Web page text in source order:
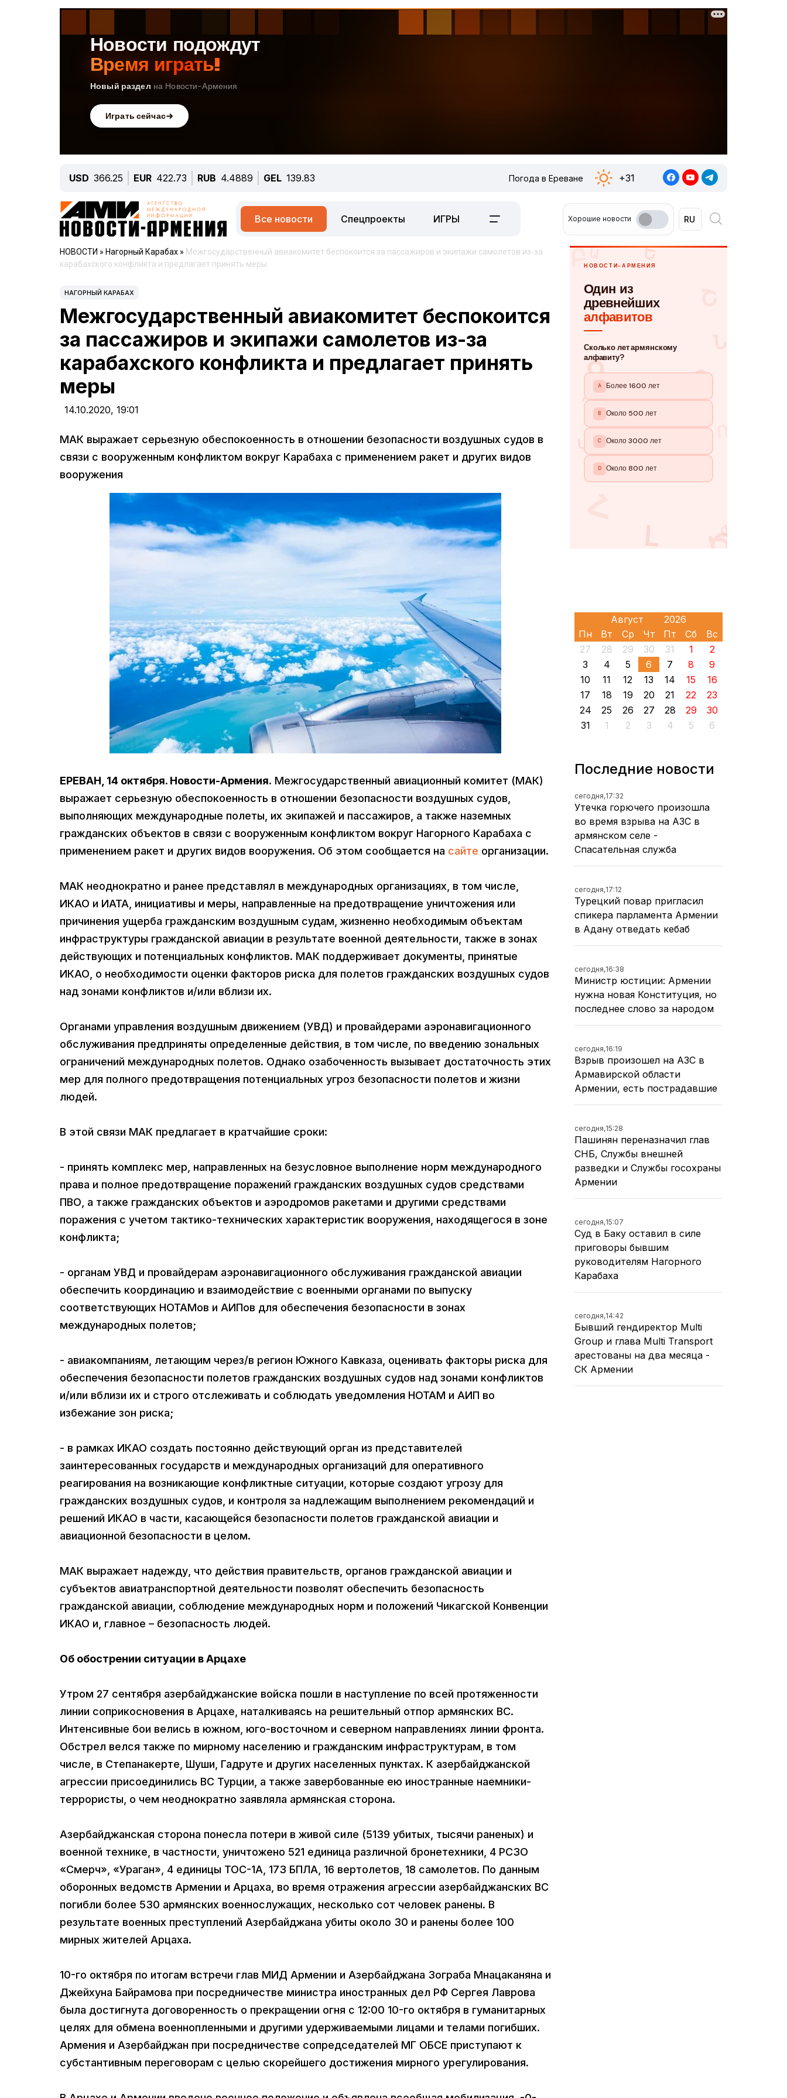
USD 366.25 EUR 422.73 RUB 4.4889 GEL 139.83 Погода в Ереване +31
Все новости Спецпроекты ИГРЫ Хорошие новости
НОВОСТИ » Нагорный Карабах » Межгосударственный авиакомитет беспокоится за пассажиров и экипажи самолетов из-за
карабахского конфликта и предлагает принять меры
НАГОРНЫЙ КАРАБАХ
Межгосударственный авиакомитет беспокоится
за пассажиров и экипажи самолетов из-за
карабахского конфликта и предлагает принять
меры
14.10.2020, 19:01
МАК выражает серьезную обеспокоенность в отношении безопасности воздушных судов в
связи с вооруженным конфликтом вокруг Карабаха с применением ракет и других видов
вооружения
ЕРЕВАН, 14 октября. Новости-Армения. Межгосударственный авиационный комитет (МАК)
выражает серьезную обеспокоенность в отношении безопасности воздушных судов,
выполняющих международные полеты, их экипажей и пассажиров, а также наземных
гражданских объектов в связи с вооруженным конфликтом вокруг Нагорного Карабаха с
применением ракет и других видов вооружения. Об этом сообщается на сайте организации.
МАК неоднократно и ранее представлял в международных организациях, в том числе,
ИКАО и ИАТА, инициативы и меры, направленные на предотвращение уничтожения или
причинения ущерба гражданским воздушным судам, жизненно необходимым объектам
инфраструктуры гражданской авиации в результате военной деятельности, также в зонах
действующих и потенциальных конфликтов. МАК поддерживает документы, принятые
ИКАО, о необходимости оценки факторов риска для полетов гражданских воздушных судов
над зонами конфликтов и/или вблизи их.
Органами управления воздушным движением (УВД) и провайдерами аэронавигационного
обслуживания предприняты определенные действия, в том числе, по введению зональных
ограничений международных полетов. Однако озабоченность вызывает достаточность этих
мер для полного предотвращения потенциальных угроз безопасности полетов и жизни
людей.
В этой связи МАК предлагает в кратчайшие сроки:
- принять комплекс мер, направленных на безусловное выполнение норм международного
права и полное предотвращение поражений гражданских воздушных судов средствами
ПВО, а также гражданских объектов и аэродромов ракетами и другими средствами
поражения с учетом тактико-технических характеристик вооружения, находящегося в зоне
конфликта;
- органам УВД и провайдерам аэронавигационного обслуживания гражданской авиации
обеспечить координацию и взаимодействие с военными органами по выпуску
соответствующих НОТАМов и АИПов для обеспечения безопасности в зонах
международных полетов;
- авиакомпаниям, летающим через/в регион Южного Кавказа, оценивать факторы риска для
обеспечения безопасности полетов гражданских воздушных судов над зонами конфликтов
и/или вблизи их и строго отслеживать и соблюдать уведомления НОТАМ и АИП во
избежание зон риска;
- в рамках ИКАО создать постоянно действующий орган из представителей
заинтересованных государств и международных организаций для оперативного
реагирования на возникающие конфликтные ситуации, которые создают угрозу для
гражданских воздушных судов, и контроля за надлежащим выполнением рекомендаций и
решений ИКАО в части, касающейся безопасности полетов гражданской авиации и
авиационной безопасности в целом.
МАК выражает надежду, что действия правительств, органов гражданской авиации и
субъектов авиатранспортной деятельности позволят обеспечить безопасность
гражданской авиации, соблюдение международных норм и положений Чикагской Конвенции
ИКАО и, главное – безопасность людей.
Об обострении ситуации в Арцахе
Утром 27 сентября азербайджанские войска пошли в наступление по всей протяженности
линии соприкосновения в Арцахе, наталкиваясь на решительный отпор армянских ВС.
Интенсивные бои велись в южном, юго-восточном и северном направлениях линии фронта.
Обстрел велся также по мирному населению и гражданским инфраструктурам, в том
числе, в Степанакерте, Шуши, Гадруте и других населенных пунктах. К азербайджанской
агрессии присоединились ВС Турции, а также завербованные ею иностранные наемники-
террористы, о чем неоднократно заявляла армянская сторона.
Азербайджанская сторона понесла потери в живой силе (5139 убитых, тысячи раненых) и
военной технике, в частности, уничтожено 521 единица различной бронетехники, 4 РСЗО
«Смерч», «Ураган», 4 единицы ТОС-1А, 173 БПЛА, 16 вертолетов, 18 самолетов. По данным
оборонных ведомств Армении и Арцаха, во время отражения агрессии азербайджанских ВС
погибли более 530 армянских военнослужащих, несколько сот человек ранены. В
результате военных преступлений Азербайджана убиты около 30 и ранены более 100
мирных жителей Арцаха.
10-го октября по итогам встречи глав МИД Армении и Азербайджана Зограба Мнацаканяна и
Джейхуна Байрамова при посредничестве министра иностранных дел РФ Сергея Лаврова
была достигнута договоренность о прекращении огня с 12:00 10-го октября в гуманитарных
целях для обмена военнопленными и другими удерживаемыми лицами и телами погибших.
Армения и Азербайджан при посредничестве сопредседателей МГ ОБСЕ приступают к
субстантивным переговорам с целью скорейшего достижения мирного урегулирования.
Пн Вт Ср Чт Пт Сб
Вс
27
28 29 30 31 1
2
3
4 5 6 7 8
9
10
11 12 13 14 15
16
17
18 19 20 21 22
23
24
25 26 27 28 29
30
31
1 2 3 4 5 6
Последние новости
сегодня,17:32
Утечка горючего произошла
во время взрыва на АЗС в
армянском селе -
Спасательная служба
сегодня,17:12
Турецкий повар пригласил
спикера парламента Армении
в Адану отведать кебаб
сегодня,16:38
Министр юстиции: Армении
нужна новая Конституция, но
последнее слово за народом
сегодня,16:19
Взрыв произошел на АЗС в
Армавирской области
Армении, есть пострадавшие
сегодня,15:28
Пашинян переназначил глав
СНБ, Службы внешней
разведки и Службы госохраны
Армении
сегодня,15:07
Суд в Баку оставил в силе
приговоры бывшим
руководителям Нагорного
Карабаха
сегодня,14:42
Бывший гендиректор Multi
Group и глава Multi Transport
арестованы на два месяца -
СК Армении